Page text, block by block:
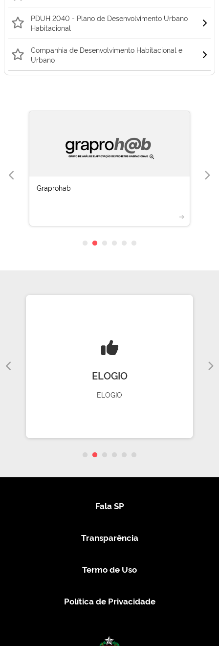
PDUH 2040 - Plano de Desenvolvimento Urbano
Habitacional
Companhia de Desenvolvimento Habitacional e
Urbano
Graprohab
➔
ELOGIO
ELOGIO
Fala SP
Transparência
Termo de Uso
Política de Privacidade